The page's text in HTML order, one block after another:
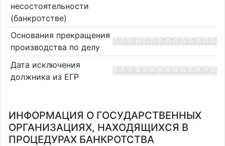
несостоятельности
(банкротстве)
Основания прекращения
производства по делу
Дата исключения
должника из ЕГР
ИНФОРМАЦИЯ О ГОСУДАРСТВЕННЫХ
ОРГАНИЗАЦИЯХ, НАХОДЯЩИХСЯ В
ПРОЦЕДУРАХ БАНКРОТСТВА